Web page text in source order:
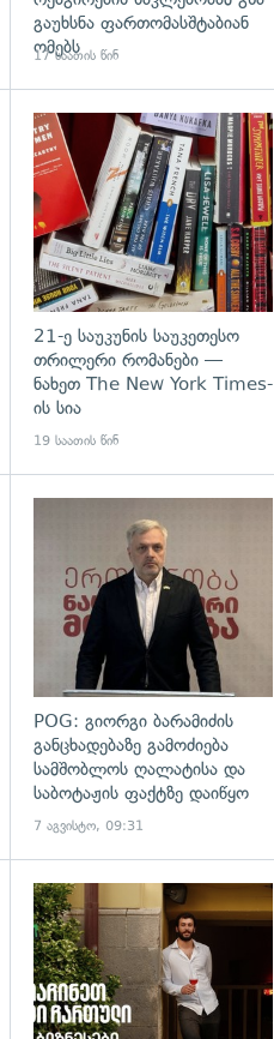
გაუხსნა ფართომასშტაბიან
ომებს
17 საათის წინ
გადახედვა
21-ე საუკუნის საუკეთესო
თრილერი რომანები —
ნახეთ The New York Times-
ის სია
19 საათის წინ
POG: გიორგი ბარამიძის
განცხადებაზე გამოძიება
სამშობლოს ღალატისა და
საბოტაჟის ფაქტზე დაიწყო
7 აგვისტო, 09:31